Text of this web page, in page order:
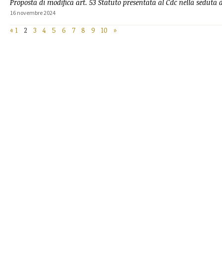
Proposta di modifica art. 53 Statuto presentata al Cdc nella seduta
16 novembre 2024
« 1 2 3 4 5 6 7 8 9 10 »